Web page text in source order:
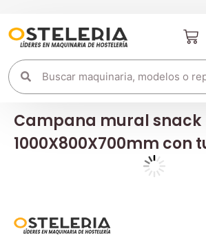
Campana mural snack
1000X800X700mm con